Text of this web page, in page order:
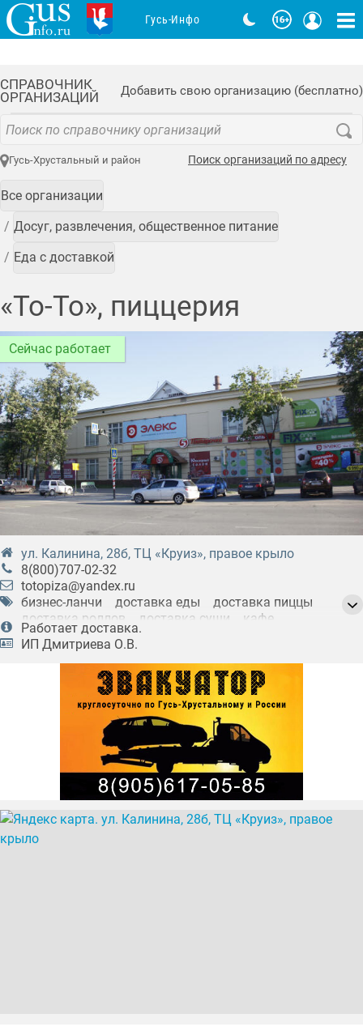
СПРАВОЧНИК
ОРГАНИЗАЦИЙ
Добавить свою организацию (бесплатно)
Гусь-Хрустальный и район Поиск организаций по адресу
Все организации
Досуг, развлечения, общественное питание
Еда с доставкой
«То-То», пиццерия
Сейчас работает
ул. Калинина, 28б, ТЦ «Круиз», правое крыло
8(800)707-02-32
totopiza@yandex.ru
бизнес-ланчи
доставка еды
доставка пиццы
доставка роллов
доставка суши
кафе
комплексные обеды
пиццерии
пиццы
Работает доставка.
ИП Дмитриева О.В.
Гусь-Инфо